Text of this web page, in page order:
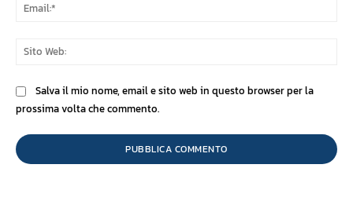
Salva il mio nome, email e sito web in questo browser per la
prossima volta che commento.